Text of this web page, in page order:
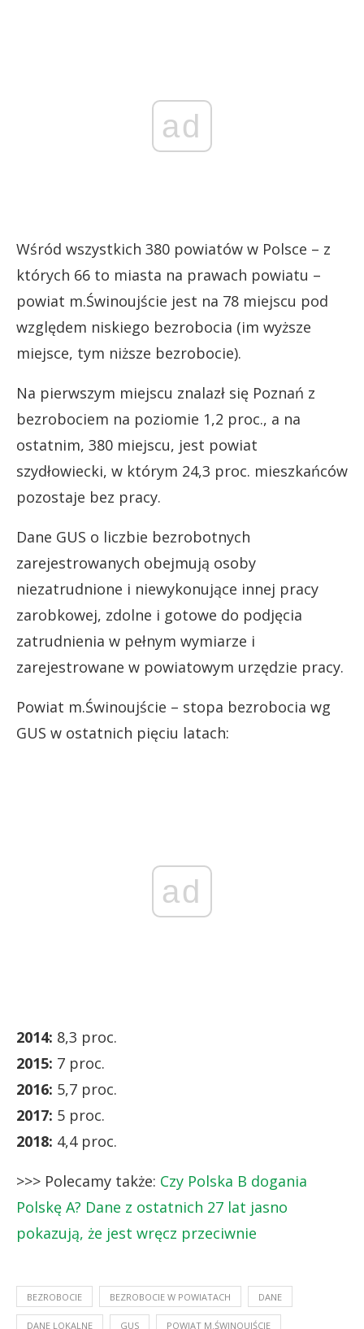
ad
Wśród wszystkich 380 powiatów w Polsce – z
których 66 to miasta na prawach powiatu –
powiat m.Świnoujście jest na 78 miejscu pod
względem niskiego bezrobocia (im wyższe
miejsce, tym niższe bezrobocie).
Na pierwszym miejscu znalazł się Poznań z
bezrobociem na poziomie 1,2 proc., a na
ostatnim, 380 miejscu, jest powiat
szydłowiecki, w którym 24,3 proc. mieszkańców
pozostaje bez pracy.
Dane GUS o liczbie bezrobotnych
zarejestrowanych obejmują osoby
niezatrudnione i niewykonujące innej pracy
zarobkowej, zdolne i gotowe do podjęcia
zatrudnienia w pełnym wymiarze i
zarejestrowane w powiatowym urzędzie pracy.
Powiat m.Świnoujście – stopa bezrobocia wg
GUS w ostatnich pięciu latach:
ad
2014: 8,3 proc.
2015: 7 proc.
2016: 5,7 proc.
2017: 5 proc.
2018: 4,4 proc.
>>> Polecamy także: Czy Polska B dogania
Polskę A? Dane z ostatnich 27 lat jasno
pokazują, że jest wręcz przeciwnie
BEZROBOCIE BEZROBOCIE W POWIATACH DANE
DANE LOKALNE GUS POWIAT M.ŚWINOUJŚCIE